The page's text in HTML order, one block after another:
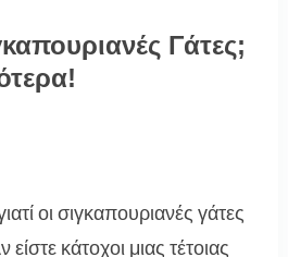
Γάτες;
οι σιγκαπουριανές γάτες
είστε κάτοχοι μιας τέτοιας